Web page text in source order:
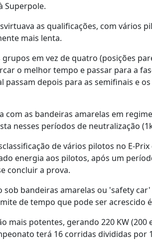
Superpole.
as qualificações, com vários
mais lenta.
em vez de quatro (posições
o melhor tempo e passar para a
depois para as semifinais e
as bandeiras amarelas em
nesses períodos de neutralização
de vários pilotos no E-
energia aos pilotos, após um
concluir a prova.
bandeiras amarelas ou 'safety
de tempo que pode ser acrescido
potentes, gerando 220 KW (200
terá 16 corridas divididas por